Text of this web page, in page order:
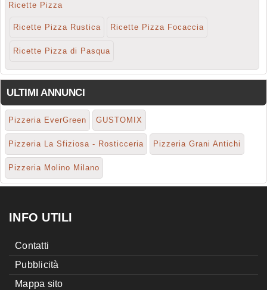
Ricette Pizza
Ricette Pizza Rustica Ricette Pizza Focaccia
Ricette Pizza di Pasqua
ULTIMI ANNUNCI
Pizzeria EverGreen GUSTOMIX
Pizzeria La Sfiziosa - Rosticceria Pizzeria Grani Antichi
Pizzeria Molino Milano
INFO UTILI
Contatti
Pubblicità
Mappa sito